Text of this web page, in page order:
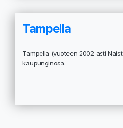
Tampella
Tampella (vuoteen 2002 asti
kaupunginosa.